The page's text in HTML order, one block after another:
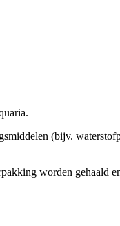
(bijv.
worden gehaald